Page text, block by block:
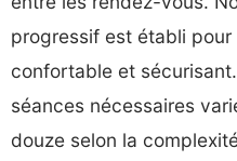
progressif est établi
confortable et
séances nécessaires
douze selon la